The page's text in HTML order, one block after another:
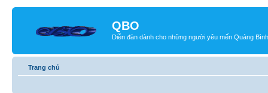
QBO
Diễn đàn dành cho những người yêu mến Quảng Bình
Trang chủ